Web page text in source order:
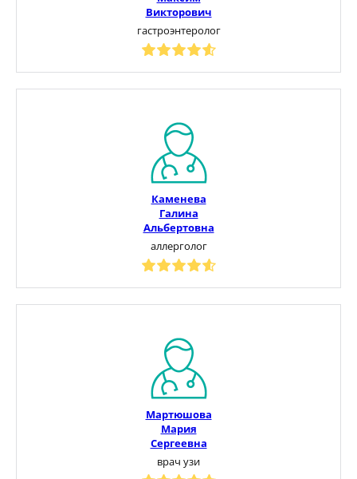
Викторович
гастроэнтеролог
Каменева
Галина
Альбертовна
аллерголог
Мартюшова
Мария
Сергеевна
врач узи